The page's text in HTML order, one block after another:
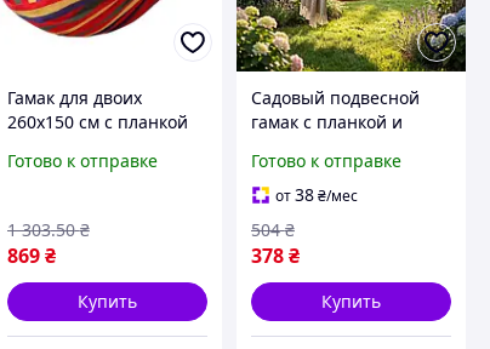
Гамак для двоих
260х150 см с планкой
и отдыха на природе
Готово к отправке
869 ₴
1 303.50 ₴
Купить
Садовый подвесной
гамак с планкой и
для кемпинга,
туристический
отдыха на природе
Готово к отправке
от38₴/мес
378₴
504 ₴
Купить